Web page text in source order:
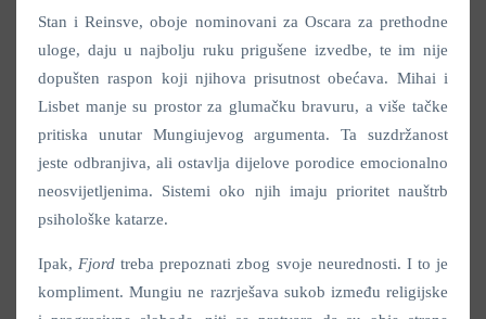
Stan i Reinsve, oboje nominovani za Oscara za prethodne
uloge, daju u najbolju ruku prigušene izvedbe, te im nije
dopušten raspon koji njihova prisutnost obećava. Mihai i
Lisbet manje su prostor za glumačku bravuru, a više tačke
pritiska unutar Mungiujevog argumenta. Ta suzdržanost
jeste odbranjiva, ali ostavlja dijelove porodice emocionalno
neosvijetljenima. Sistemi oko njih imaju prioritet nauštrb
psihološke katarze.
Ipak, Fjord treba prepoznati zbog svoje neurednosti. I to je
kompliment. Mungiu ne razrješava sukob između religijske